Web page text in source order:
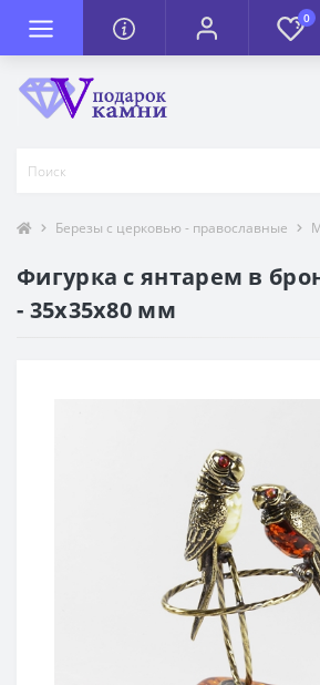
0
Березы с церковью - православные
Фигурка с янтарем в
- 35х35х80 мм